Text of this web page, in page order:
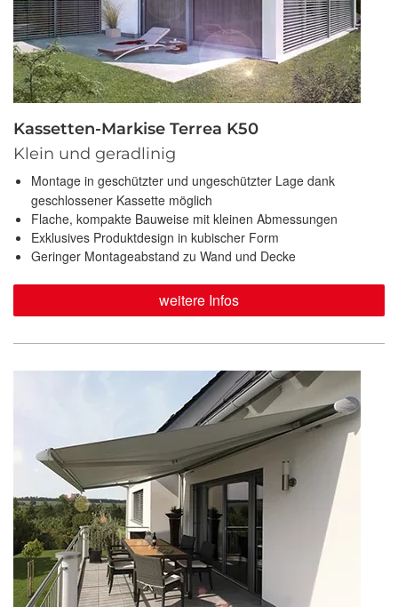
Kassetten-Markise Terrea K50
Klein und geradlinig
Montage in geschützter und ungeschützter Lage dank
geschlossener Kassette möglich
Flache, kompakte Bauweise mit kleinen Abmessungen
Exklusives Produktdesign in kubischer Form
Geringer Montageabstand zu Wand und Decke
weitere Infos